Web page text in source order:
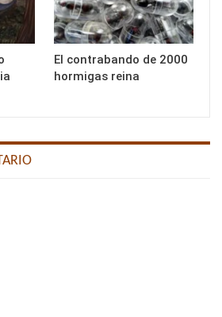
El contrabando de 2000
hormigas reina